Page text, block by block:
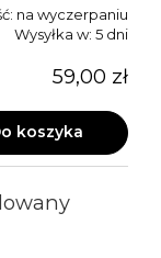
na wyczerpaniu
Wysyłka w: 5 dni
59,00 zł
koszyka